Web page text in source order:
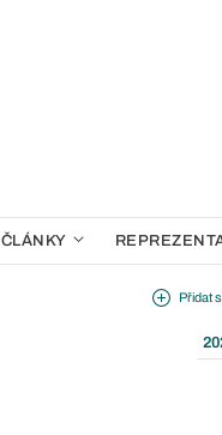
ČLÁNKY
Přidat